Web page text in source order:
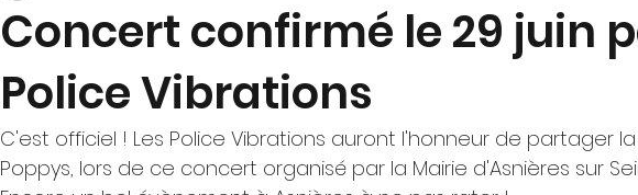
Concert confirmé le 29 juin
Police Vibrations
C'est officiel ! Les Police Vibrations auront l'honneur de partager
Poppys, lors de ce concert organisé par la Mairie d'Asnières sur